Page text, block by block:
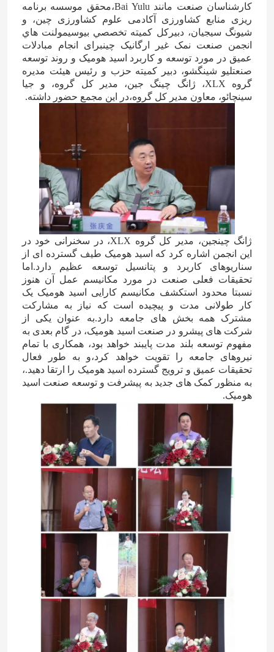
کارشناسان صنعت مانند Bai Yulu،محقق موسسه برنامه
ریزی منابع کشاورزی آکادمی علوم کشاورزی چین، و
شيونگ سيجيان، دبيرکل کميته تخصصي بيوسيمولنت هاي
انجمن صنعت نمک غير ارگانیک چينبرای انجام مبادلات
عمیق در مورد توسعه و کاربرد اسید هومیک و روند توسعه
صنعتلیو شینگشو، دبیر کمیته حزب و رئیس هیئت مدیره
گروه XLX، ژانگ چینگ جین، مدیر کل گروه، و جیا
سینچائو، معاون مدیر کل گروه،در اين مجمع حضور داشته.
ژانگ چینجین، مدیر کل گروه XLX، در سخنرانی خود در
این انجمن اشاره کرد که اسید هومیک طیف گسترده ای از
سناریوهای کاربرد و پتانسیل توسعه عظیم دارد.اما
تحقیقات فعلی صنعت در مورد مکانیسم عمل آن هنوز
نسبتا محدود استکشف مکانیسم کارایی اسید هومیک یک
کار طولانی مدت و پیچیده است که نیاز به مشارکت
مشترک همه بخش های جامعه دارد.به عنوان یکی از
شرکت های پیشرو در صنعت اسید هومیک، در گام بعدی به
مفهوم توسعه بلند مدت پایبند خواهد بود، همکاری با تمام
نیروهای جامعه را تقویت خواهد کرد،و به طور فعال
تحقیقات عمیق و ترویج گسترده اسید هومیک را ارتقا دهید.،
به منظور کمک های جدید به پیشرفت و توسعه صنعت اسید
هومیک.